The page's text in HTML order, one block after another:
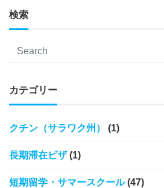
検索
カテゴリー
クチン（サラワク州） (1)
長期滞在ビザ(1)
短期留学・サマースクール(47)